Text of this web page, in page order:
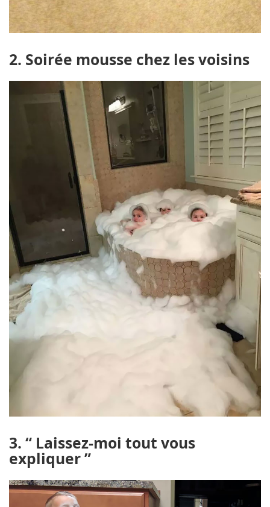
2. Soirée mousse chez les voisins
3. “ Laissez-moi tout vous
expliquer ”